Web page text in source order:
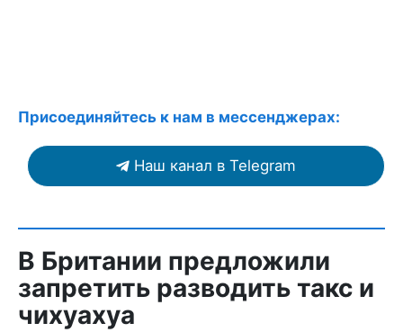
Присоединяйтесь к нам в мессенджерах:
Наш канал в Telegram
В Британии предложили
запретить разводить такс и
чихуахуа